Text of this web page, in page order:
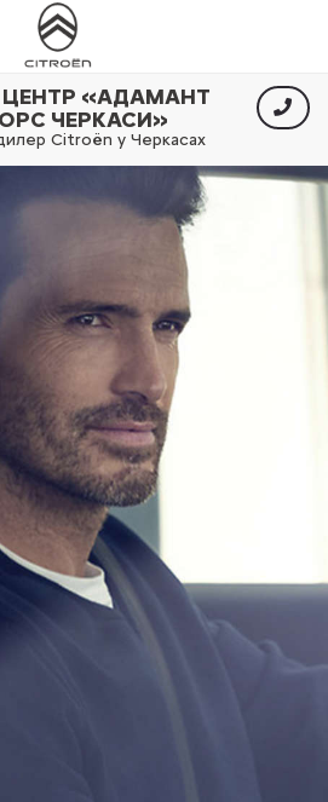
ЦЕНТР «АДАМАНТ
ЧЕРКАСИ»
Citroën у Черкасах